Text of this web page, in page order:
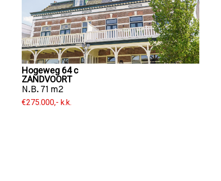
Hogeweg 64 c
ZANDVOORT
N.B. 71 m2
€275.000,- k.k.